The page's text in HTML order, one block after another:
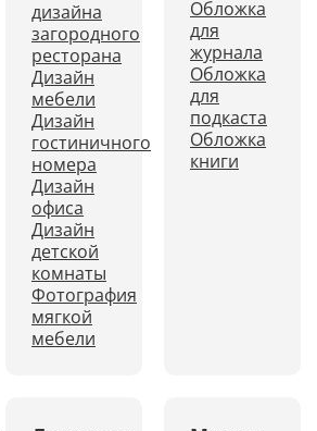
дизайна
загородного
ресторана
Дизайн
мебели
Дизайн
гостиничного
номера
Дизайн
офиса
Дизайн
детской
комнаты
Фотография
мягкой
мебели
Обложка
для
журнала
Обложка
для
подкаста
Обложка
книги